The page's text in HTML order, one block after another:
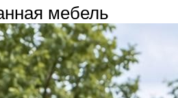
мебель